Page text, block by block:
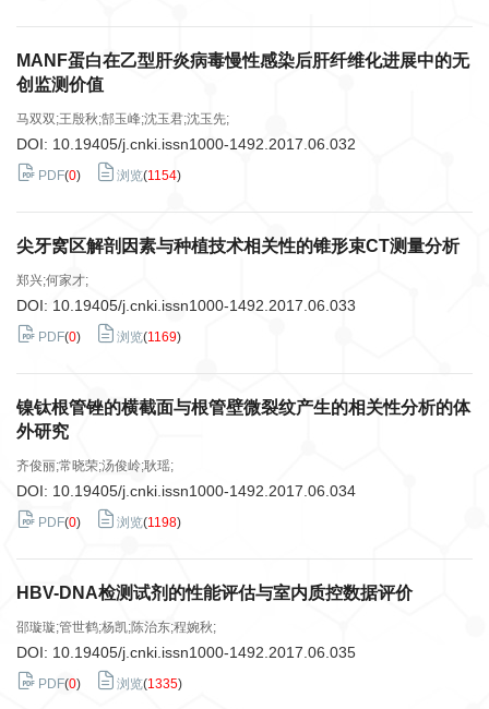
MANF蛋白在乙型肝炎病毒慢性感染后肝纤维化进展中的无
创监测价值
马双双;王殷秋;郜玉峰;沈玉君;沈玉先;
DOI: 10.19405/j.cnki.issn1000-1492.2017.06.032
PDF(0) 浏览(1154)
尖牙窝区解剖因素与种植技术相关性的锥形束CT测量分析
郑兴;何家才;
DOI: 10.19405/j.cnki.issn1000-1492.2017.06.033
PDF(0) 浏览(1169)
镍钛根管锉的横截面与根管壁微裂纹产生的相关性分析的体
外研究
齐俊丽;常晓荣;汤俊岭;耿瑶;
DOI: 10.19405/j.cnki.issn1000-1492.2017.06.034
PDF(0) 浏览(1198)
HBV-DNA检测试剂的性能评估与室内质控数据评价
邵璇璇;管世鹤;杨凯;陈治东;程婉秋;
DOI: 10.19405/j.cnki.issn1000-1492.2017.06.035
PDF(0) 浏览(1335)